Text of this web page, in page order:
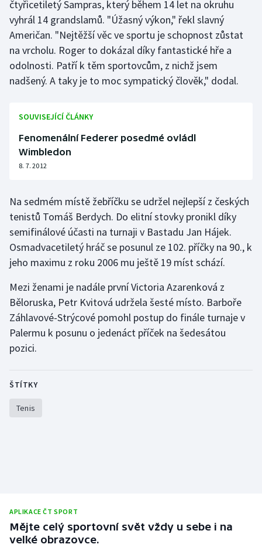
Moderní pětiboj
Motorsport
Olympijské hry
Parasport
Plavání
Plážový volejbal
Ragby
Rychlobruslení
Rychlostní kanoistika
Short track
Sportovní střelba
Stolní tenis
čtyřicetiletý Sampras, který během 14 let na okruhu
vyhrál 14 grandslamů. "Úžasný výkon," řekl slavný
Američan. "Nejtěžší věc ve sportu je schopnost zůstat
na vrcholu. Roger to dokázal díky fantastické hře a
odolnosti. Patří k těm sportovcům, z nichž jsem
nadšený. A taky je to moc sympatický člověk," dodal.
SOUVISEJÍCÍ ČLÁNKY
Fenomenální Federer posedmé ovládl
Wimbledon
8. 7. 2012
Na sedmém místě žebříčku se udržel nejlepší z českých
tenistů Tomáš Berdych. Do elitní stovky pronikl díky
semifinálové účasti na turnaji v Bastadu Jan Hájek.
Osmadvacetiletý hráč se posunul ze 102. příčky na 90., k
jeho maximu z roku 2006 mu ještě 19 míst schází.
Mezi ženami je nadále první Victoria Azarenková z
Běloruska, Petr Kvitová udržela šesté místo. Barboře
Záhlavové-Strýcové pomohl postup do finále turnaje v
Palermu k posunu o jedenáct příček na šedesátou
pozici.
ŠTÍTKY
Tenis
APLIKACE ČT SPORT
Mějte celý sportovní svět vždy u sebe i na
velké obrazovce.